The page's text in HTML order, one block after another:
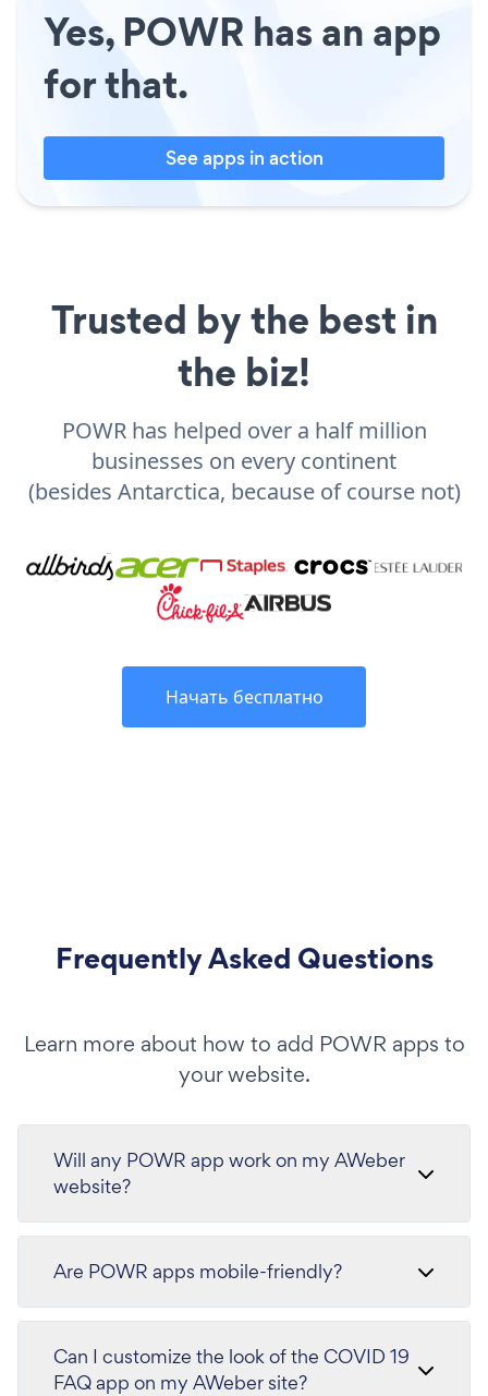
Yes, POWR has an app
for that.
See apps in action
Trusted by the best in
the biz!
POWR has helped over a half million
businesses on every continent
(besides Antarctica, because of course not)
Начать бесплатно
Frequently Asked Questions
Learn more about how to add POWR apps to
your website.
Will any POWR app work on my AWeber
website?
Are POWR apps mobile-friendly?
Can I customize the look of the COVID 19
FAQ app on my AWeber site?